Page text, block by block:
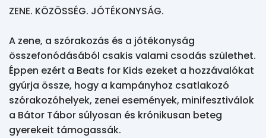
ZENE. KÖZÖSSÉG. JÓTÉKONYSÁG.
A zene, a szórakozás és a jótékonyság
összefonódásából csakis valami csodás születhet.
Éppen ezért a Beats for Kids ezeket a hozzávalókat
gyúrja össze, hogy a kampányhoz csatlakozó
szórakozóhelyek, zenei események, minifesztiválok
a Bátor Tábor súlyosan és krónikusan beteg
gyerekeit támogassák.